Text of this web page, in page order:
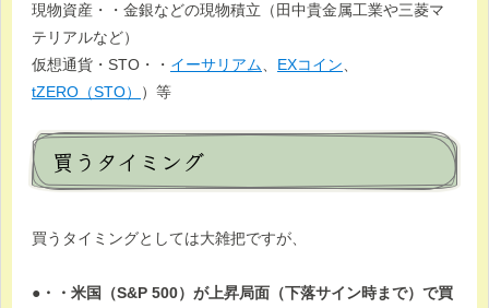
現物資産・・金銀などの現物積立（田中貴金属工業や三菱マ
テリアルなど）
仮想通貨・STO・・ イーサリアム EXコイン
tZERO（STO）
）等
買うタイミング
買うタイミングとしては大雑把ですが、
●・・米国（S&P 500）が上昇局面（下落サイン時まで）で買